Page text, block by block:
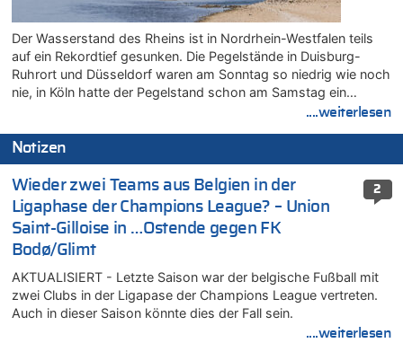
Der Wasserstand des Rheins ist in Nordrhein-Westfalen teils
auf ein Rekordtief gesunken. Die Pegelstände in Duisburg-
Ruhrort und Düsseldorf waren am Sonntag so niedrig wie noch
nie, in Köln hatte der Pegelstand schon am Samstag ein…
....weiterlesen
Notizen
2
Wieder zwei Teams aus Belgien in der
Ligaphase der Champions League? – Union
Saint-Gilloise in …Ostende gegen FK
Bodø/Glimt
AKTUALISIERT - Letzte Saison war der belgische Fußball mit
zwei Clubs in der Ligapase der Champions League vertreten.
Auch in dieser Saison könnte dies der Fall sein.
....weiterlesen